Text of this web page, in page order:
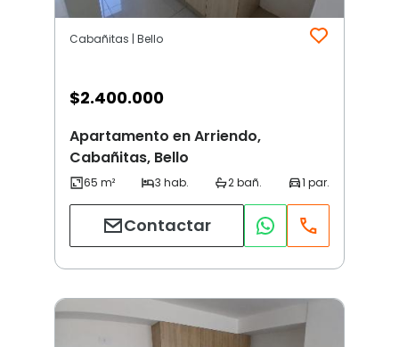
Cabañitas | Bello
$2.400.000
Apartamento en Arriendo,
Cabañitas, Bello
Contactar